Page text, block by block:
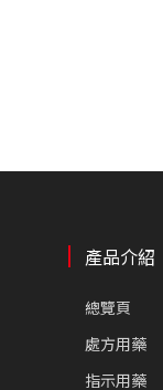
產品介紹
總覽頁
處方用藥
指示用藥